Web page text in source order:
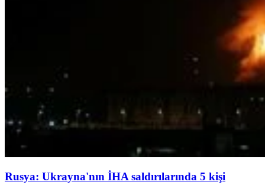
Rusya: Ukrayna'nın İHA saldırılarında 5 kişi